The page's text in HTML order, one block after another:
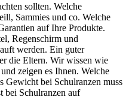
sollten. Welche
Sammies und co. Welche
auf Ihre Produkte.
Regenschirm und
werden. Ein guter
die Eltern. Wir wissen wie
zeigen es Ihnen. Welche
Gewicht bei Schulranzen muss
bei Schulranzen auf